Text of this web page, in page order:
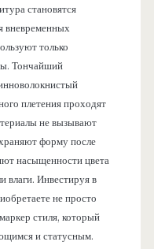
становятся
вневременных
только
Тончайший
плетения проходят
не вызывают
форму после
насыщенности цвета
влаги. Инвестируя в
не просто
стиля, который
и статусным.